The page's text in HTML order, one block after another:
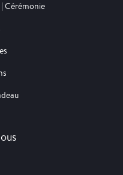
Cérémonie